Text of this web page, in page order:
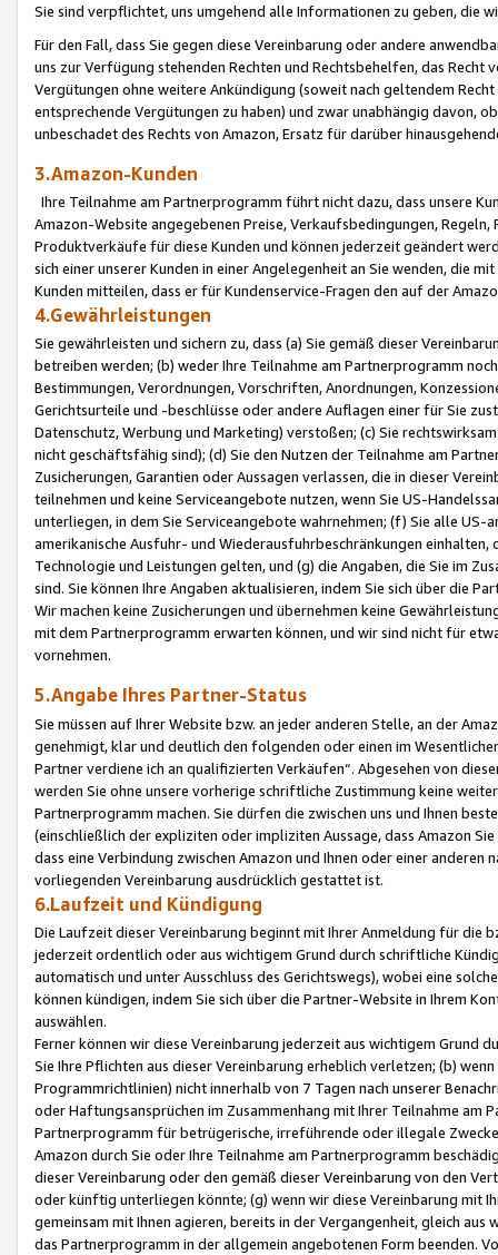
Sie sind verpflichtet, uns umgehend alle Informationen zu geben, die
Für den Fall, dass Sie gegen diese Vereinbarung oder andere
uns zur Verfügung stehenden Rechten und Rechtsbehelfen, das
Vergütungen ohne weitere Ankündigung (soweit nach geltendem
entsprechende Vergütungen zu haben) und zwar unabhängig davon,
unbeschadet des Rechts von Amazon, Ersatz für darüber
3.Amazon-Kunden
Ihre Teilnahme am Partnerprogramm führt nicht dazu, dass unsere
Amazon-Website angegebenen Preise, Verkaufsbedingungen,
Produktverkäufe für diese Kunden und können jederzeit geändert
sich einer unserer Kunden in einer Angelegenheit an Sie wenden, die
Kunden mitteilen, dass er für Kundenservice-Fragen den auf der
4.Gewährleistungen
Sie gewährleisten und sichern zu, dass (a) Sie gemäß dieser
betreiben werden; (b) weder Ihre Teilnahme am Partnerprogramm
Bestimmungen, Verordnungen, Vorschriften, Anordnungen,
Gerichtsurteile und -beschlüsse oder andere Auflagen einer für Sie
Datenschutz, Werbung und Marketing) verstoßen; (c) Sie
nicht geschäftsfähig sind); (d) Sie den Nutzen der Teilnahme am
Zusicherungen, Garantien oder Aussagen verlassen, die in dieser
teilnehmen und keine Serviceangebote nutzen, wenn Sie US-
unterliegen, in dem Sie Serviceangebote wahrnehmen; (f) Sie alle
amerikanische Ausfuhr- und Wiederausfuhrbeschränkungen
Technologie und Leistungen gelten, und (g) die Angaben, die Sie im
sind. Sie können Ihre Angaben aktualisieren, indem Sie sich über die
Wir machen keine Zusicherungen und übernehmen keine
mit dem Partnerprogramm erwarten können, und wir sind nicht für
vornehmen.
5.Angabe Ihres Partner-Status
Sie müssen auf Ihrer Website bzw. an jeder anderen Stelle, an der
genehmigt, klar und deutlich den folgenden oder einen im
Partner verdiene ich an qualifizierten Verkäufen“. Abgesehen von
werden Sie ohne unsere vorherige schriftliche Zustimmung keine
Partnerprogramm machen. Sie dürfen die zwischen uns und Ihnen
(einschließlich der expliziten oder impliziten Aussage, dass Amazon
dass eine Verbindung zwischen Amazon und Ihnen oder einer
vorliegenden Vereinbarung ausdrücklich gestattet ist.
6.Laufzeit und Kündigung
Die Laufzeit dieser Vereinbarung beginnt mit Ihrer Anmeldung für die
jederzeit ordentlich oder aus wichtigem Grund durch schriftliche
automatisch und unter Ausschluss des Gerichtswegs), wobei eine
können kündigen, indem Sie sich über die Partner-Website in Ihrem
auswählen.
Ferner können wir diese Vereinbarung jederzeit aus wichtigem Grund
Sie Ihre Pflichten aus dieser Vereinbarung erheblich verletzen; (b)
Programmrichtlinien) nicht innerhalb von 7 Tagen nach unserer
oder Haftungsansprüchen im Zusammenhang mit Ihrer Teilnahme am
Partnerprogramm für betrügerische, irreführende oder illegale
Amazon durch Sie oder Ihre Teilnahme am Partnerprogramm
dieser Vereinbarung oder den gemäß dieser Vereinbarung von den
oder künftig unterliegen könnte; (g) wenn wir diese Vereinbarung mit
gemeinsam mit Ihnen agieren, bereits in der Vergangenheit, gleich
das Partnerprogramm in der allgemein angebotenen Form beenden.